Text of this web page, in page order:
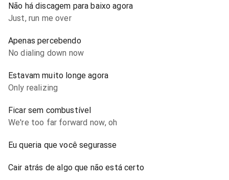
Não há discagem para baixo agora
Just, run me over
Apenas percebendo
No dialing down now
Estavam muito longe agora
Only realizing
Ficar sem combustível
We're too far forward now, oh
Eu queria que você segurasse
Cair atrás de algo que não está certo